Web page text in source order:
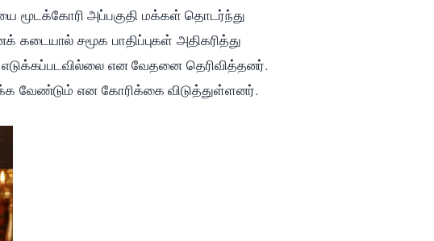
மூடக்கோரி அப்பகுதி மக்கள் தொடர்ந்து
கடையால் சமூக பாதிப்புகள் அதிகரித்து
எடுக்கப்படவில்லை என வேதனை தெரிவித்தனர்.
வேண்டும் என கோரிக்கை விடுத்துள்ளனர்.